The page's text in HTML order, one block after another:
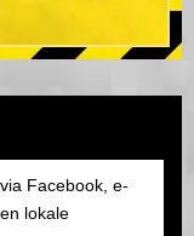
Facebook, e-
lokale